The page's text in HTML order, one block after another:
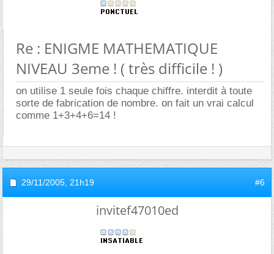
Re : ENIGME MATHEMATIQUE
NIVEAU 3eme ! ( très difficile ! )
on utilise 1 seule fois chaque chiffre. interdit à toute
sorte de fabrication de nombre. on fait un vrai calcul
comme 1+3+4+6=14 !
29/11/2005, 21h19 #6
invitef47010ed